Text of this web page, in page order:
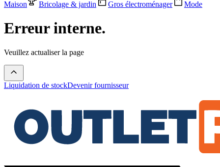
Maison
Bricolage & jardin Gros électroménager Mode
Erreur interne.
Veuillez actualiser la page
Liquidation de stockDevenir fournisseur